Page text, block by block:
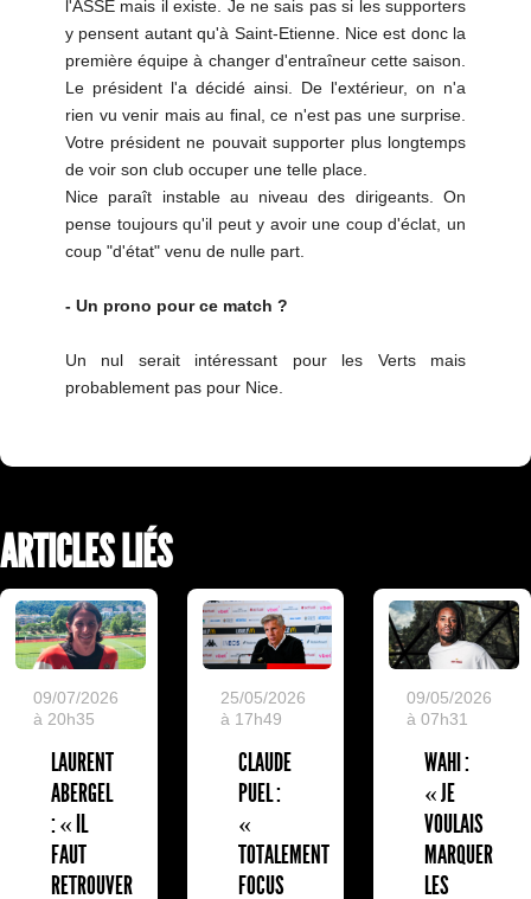
l'ASSE mais il existe. Je ne sais pas si les supporters
y pensent autant qu'à Saint-Etienne. Nice est donc la
première équipe à changer d'entraîneur cette saison.
Le président l'a décidé ainsi. De l'extérieur, on n'a
rien vu venir mais au final, ce n'est pas une surprise.
Votre président ne pouvait supporter plus longtemps
de voir son club occuper une telle place.
Nice paraît instable au niveau des dirigeants. On
pense toujours qu'il peut y avoir une coup d'éclat, un
coup "d'état" venu de nulle part.
- Un prono pour ce match ?
Un nul serait intéressant pour les Verts mais
probablement pas pour Nice.
ARTICLES LIÉS
09/07/2026
à 20h35
LAURENT
ABERGEL
: « IL
FAUT
RETROUVER
25/05/2026
à 17h49
CLAUDE
PUEL :
«
TOTALEMENT
FOCUS
09/05/2026
à 07h31
WAHI :
« JE
VOULAIS
MARQUER
LES